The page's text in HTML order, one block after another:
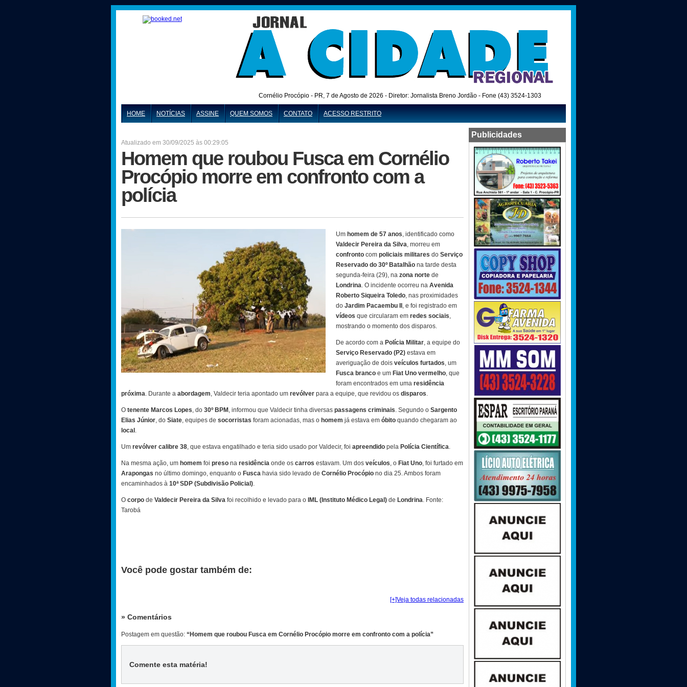
Cornélio Procópio - PR, 7 de Agosto de 2026 - Diretor: Jornalista Breno Jordão - Fone (43) 3524-1303
HOME NOTÍCIAS ASSINE QUEM SOMOS CONTATO ACESSO RESTRITO
Atualizado em 30/09/2025 às 00:29:05
Homem que roubou Fusca em Cornélio
Procópio morre em confronto com a
polícia
Um homem de 57 anos, identificado como
Valdecir Pereira da Silva, morreu em
confronto com policiais militares do Serviço
Reservado do 30º Batalhão na tarde desta
segunda-feira (29), na zona norte de
Londrina. O incidente ocorreu na Avenida
Roberto Siqueira Toledo, nas proximidades
do Jardim Pacaembu II , e foi registrado em
vídeos que circularam em redes sociais,
mostrando o momento dos disparos.
De acordo com a Polícia Militar, a equipe do
Serviço Reservado (P2) estava em
averiguação de dois veículos furtados, um
Fusca branco e um Fiat Uno vermelho, que
foram encontrados em uma residência
próxima. Durante a abordagem, Valdecir teria apontado um revólver para a equipe, que revidou os disparos.
O tenente Marcos Lopes, do 30º BPM , informou que Valdecir tinha diversas passagens criminais. Segundo o Sargento
Elias Júnior, do Siate, equipes de socorristas foram acionadas, mas o homem já estava em óbito quando chegaram ao
local .
Um revólver calibre 38, que estava engatilhado e teria sido usado por Valdecir, foi apreendido pela Polícia Científica.
Na mesma ação, um homem foi preso na residência onde os carros estavam. Um dos veículos, o Fiat Uno, foi furtado em
Arapongas no último domingo, enquanto o Fusca havia sido levado de Cornélio Procópio no dia 25. Ambos foram
encaminhados à 10ª SDP (Subdivisão Policial).
O corpo de Valdecir Pereira da Silva foi recolhido e levado para o IML (Instituto Médico Legal) de Londrina. Fonte:
Tarobá
Você pode gostar também de:
[+]Veja todas relacionadas
» Comentários
Postagem em questão: “Homem que roubou Fusca em Cornélio Procópio morre em confronto com a polícia”
Comente esta matéria!
Publicidades